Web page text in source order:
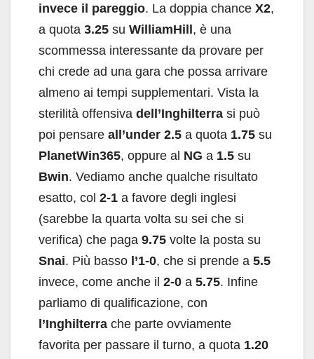
invece il pareggio. La doppia chance X2,
a quota 3.25 su WilliamHill, è una
scommessa interessante da provare per
chi crede ad una gara che possa arrivare
almeno ai tempi supplementari. Vista la
sterilità offensiva dell’Inghilterra si può
poi pensare all’under 2.5 a quota 1.75 su
PlanetWin365, oppure al NG a 1.5 su
Bwin. Vediamo anche qualche risultato
esatto, col 2-1 a favore degli inglesi
(sarebbe la quarta volta su sei che si
verifica) che paga 9.75 volte la posta su
Snai. Più basso l’1-0, che si prende a 5.5
invece, come anche il 2-0 a 5.75. Infine
parliamo di qualificazione, con
l’Inghilterra che parte ovviamente
favorita per passare il turno, a quota 1.20